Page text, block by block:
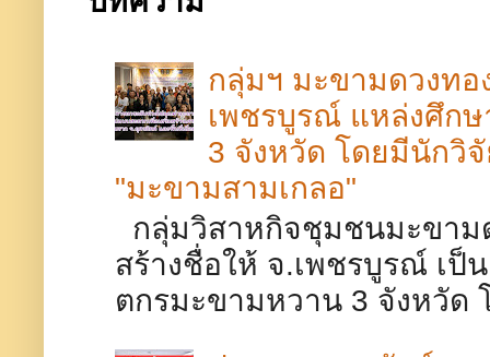
กลุ่มฯ มะขามดวงทอ
เพชรบูรณ์​ แหล่งศึก
3 จังหวัด โดยมีนักวิ
"มะขามสามเกลอ"
กลุ่มวิสาหกิจชุมชนมะขาม
สร้างชื่อให้ จ.เพชรบูรณ์​ เป็
ตกรมะขามหวาน 3 จังหวัด